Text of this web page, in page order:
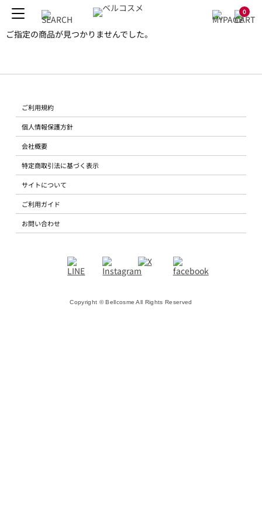
0
ご指定の商品が見つかりませんでした。
ご利用規約
個人情報保護方針
会社概要
特定商取引法に基づく表示
サイトについて
ご利用ガイド
お問い合わせ
Copyright © Bellcosme All Rights Reserved